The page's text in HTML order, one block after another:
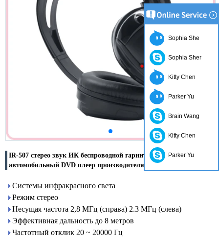
IR-507 стерео звук ИК беспроводной гарнитуры для
автомобильный DVD плеер производителя в Китае
Системы инфракрасного света
Режим стерео
Несущая частота 2,8 МГц (справа) 2.3 МГц (слева)
Эффективная дальность до 8 метров
Частотный отклик 20 ~ 20000 Гц
Sophia She
Sophia Sher
Kitty Chen
Parker Yu
Brain Wang
Kitty Chen
Parker Yu